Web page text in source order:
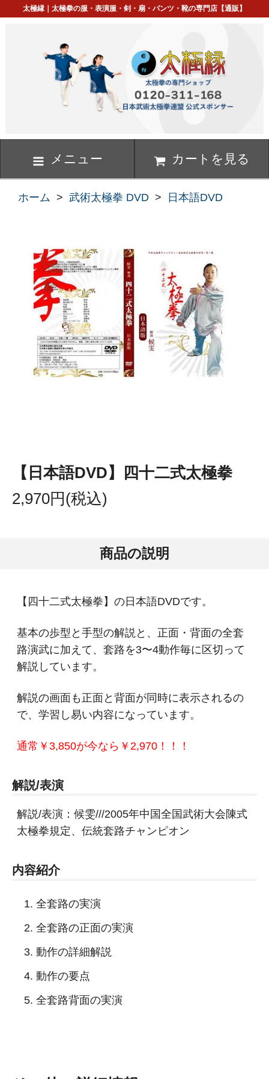
太極縁｜太極拳の服・表演服・剣・扇・パンツ・靴の専門店【通販】
メニュー カートを見る
ホーム > 武術太極拳 DVD > 日本語DVD
【日本語DVD】四十二式太極拳
2,970円(税込)
商品の説明
【四十二式太極拳】の日本語DVDです。
基本の歩型と手型の解説と、正面・背面の全套
路演武に加えて、套路を3〜4動作毎に区切って
解説しています。
解説の画面も正面と背面が同時に表示されるの
で、学習し易い内容になっています。
通常￥3,850が今なら￥2,970！！！
解説/表演
解説/表演：候雯///2005年中国全国武術大会陳式
太極拳規定、伝統套路チャンピオン
内容紹介
全套路の実演
全套路の正面の実演
動作の詳細解説
動作の要点
全套路背面の実演